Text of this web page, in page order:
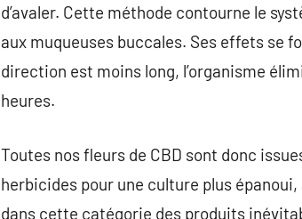
d’avaler. Cette méthode contourne le
aux muqueuses buccales. Ses effets se
direction est moins long, l’organisme
heures.
Toutes nos fleurs de CBD sont donc
herbicides pour une culture plus
dans cette catégorie des produits